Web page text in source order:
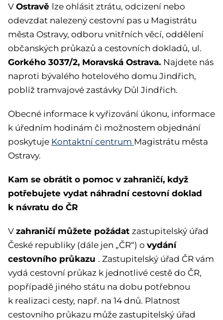
V Ostravě lze ohlásit ztrátu, odcizení nebo
odevzdat nalezený cestovní pas u Magistrátu
města Ostravy, odboru vnitřních věcí, oddělení
občanských průkazů a cestovních dokladů, ul.
Gorkého 3037/2, Moravská Ostrava. Najdete nás
naproti bývalého hotelového domu Jindřich,
poblíž tramvajové zastávky Důl Jindřich.
Obecné informace k vyřizování úkonu, informace
k úředním hodinám či možnostem objednání
poskytuje Kontaktní centrum Magistrátu města
Ostravy.
Kam se obrátit o pomoc v zahraničí, když
potřebujete vydat náhradní cestovní doklad
k návratu do ČR
V zahraničí můžete požádat zastupitelský úřad
České republiky (dále jen „ČR“) o vydání
cestovního průkazu . Zastupitelský úřad ČR vám
vydá cestovní průkaz k jednotlivé cestě do ČR,
popřípadě jiného státu na dobu potřebnou
k realizaci cesty, např. na 14 dnů. Platnost
cestovního průkazu může zastupitelský úřad